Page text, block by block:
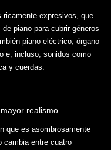
ricamente expresivos, que
piano para cubrir géneros
piano eléctrico, órgano
e, incluso, sonidos como
y cuerdas.
realismo
que es asombrosamente
cambia entre cuatro